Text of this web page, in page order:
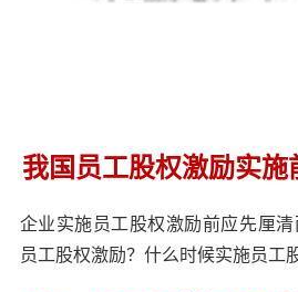
我国员工股权激励实
企业实施员工股权激励前应先厘
员工股权激励？什么时候实施员工